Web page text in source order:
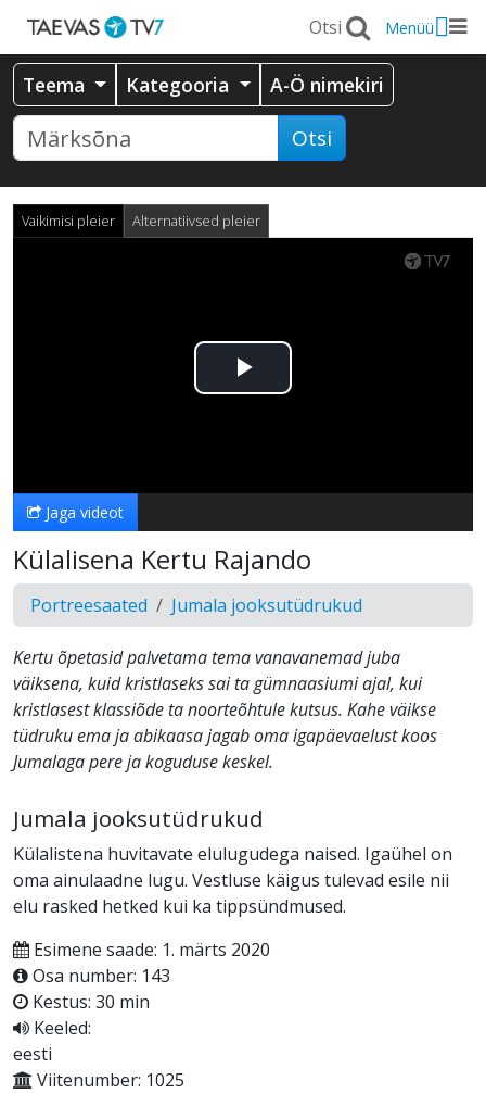
Menüü
Teema Kategooria A-Ö nimekiri
Otsi
Vaikimisi pleier Alternatiivsed pleier
Esita
Jaga videot
Külalisena Kertu Rajando
Portreesaated Jumala jooksutüdrukud
Kertu õpetasid palvetama tema vanavanemad juba
väiksena, kuid kristlaseks sai ta gümnaasiumi ajal, kui
kristlasest klassiõde ta noorteõhtule kutsus. Kahe väikse
tüdruku ema ja abikaasa jagab oma igapäevaelust koos
Jumalaga pere ja koguduse keskel.
Jumala jooksutüdrukud
Külalistena huvitavate elulugudega naised. Igaühel on
oma ainulaadne lugu. Vestluse käigus tulevad esile nii
elu rasked hetked kui ka tippsündmused.
Esimene saade: 1. märts 2020
Osa number: 143
Kestus: 30 min
Keeled:
eesti
Viitenumber: 1025